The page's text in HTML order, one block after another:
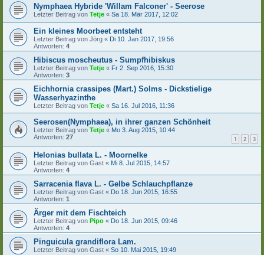
Nymphaea Hybride 'Willam Falconer' - Seerose
Letzter Beitrag von Tetje « Sa 18. Mär 2017, 12:02
Ein kleines Moorbeet entsteht
Letzter Beitrag von Jörg « Di 10. Jan 2017, 19:56
Antworten: 4
Hibiscus moscheutus - Sumpfhibiskus
Letzter Beitrag von Tetje « Fr 2. Sep 2016, 15:30
Antworten: 3
Eichhornia crassipes (Mart.) Solms - Dickstielige
Wasserhyazinthe
Letzter Beitrag von Tetje « Sa 16. Jul 2016, 11:36
Seerosen(Nymphaea), in ihrer ganzen Schönheit
Letzter Beitrag von Tetje « Mo 3. Aug 2015, 10:44
Antworten: 27 1 2 3
Helonias bullata L. - Moornelke
Letzter Beitrag von Gast « Mi 8. Jul 2015, 14:57
Antworten: 4
Sarracenia flava L. - Gelbe Schlauchpflanze
Letzter Beitrag von Gast « Do 18. Jun 2015, 16:55
Antworten: 1
Ärger mit dem Fischteich
Letzter Beitrag von Pipo « Do 18. Jun 2015, 09:46
Antworten: 4
Pinguicula grandiflora Lam.
Letzter Beitrag von Gast « So 10. Mai 2015, 19:49